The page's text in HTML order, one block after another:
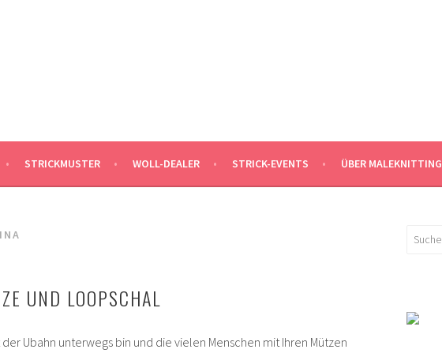
STRICKMUSTER WOLL-DEALER STRICK-EVENTS ÜBER MALEKNITTING
UND LOOPSCHAL
Ubahn unterwegs bin und die vielen Menschen mit Ihren Mützen
Suchen